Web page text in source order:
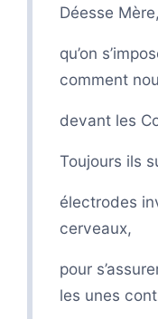
Déesse
qu’on
comment
devant les
Toujours ils
électrodes
cerveaux,
pour
les unes